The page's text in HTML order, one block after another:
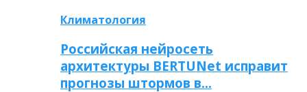
Климатология
Российская нейросеть
архитектуры BERTUNet исправит
прогнозы штормов в…